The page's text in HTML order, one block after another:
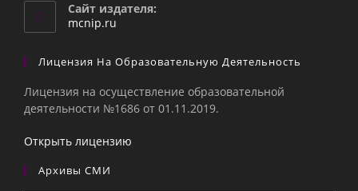
Сайт издателя:
mcnip.ru
Лицензия На Образовательную Деятельность
Лицензия на осуществление образовательной
деятельности №1686 от 01.11.2019.
Открыть лицензию
Архивы СМИ